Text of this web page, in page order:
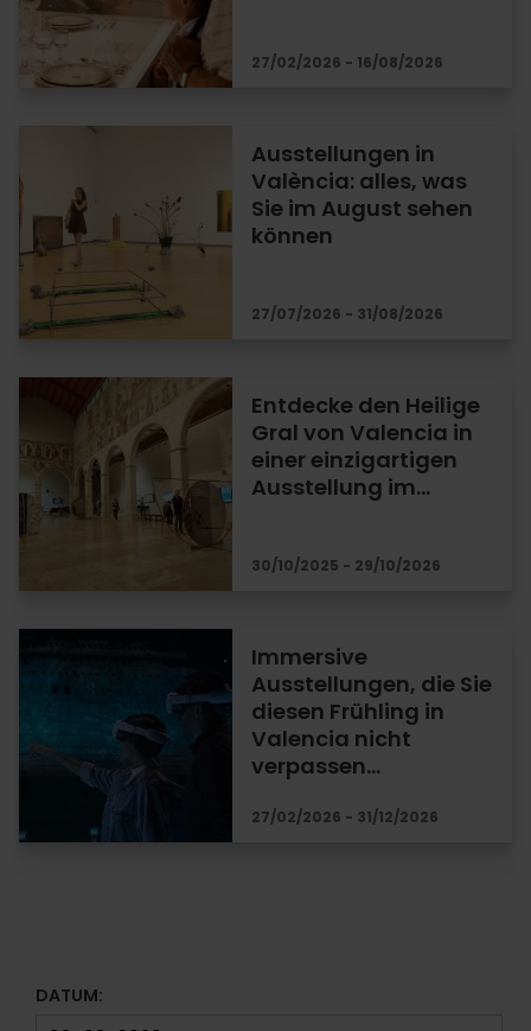
27/02/2026 - 16/08/2026
Ausstellungen in
València: alles, was
Sie im August sehen
können
27/07/2026 - 31/08/2026
Entdecke den Heilige
Gral von Valencia in
einer einzigartigen
Ausstellung im…
30/10/2025 - 29/10/2026
Immersive
Ausstellungen, die Sie
diesen Frühling in
Valencia nicht
verpassen…
27/02/2026 - 31/12/2026
DATUM: